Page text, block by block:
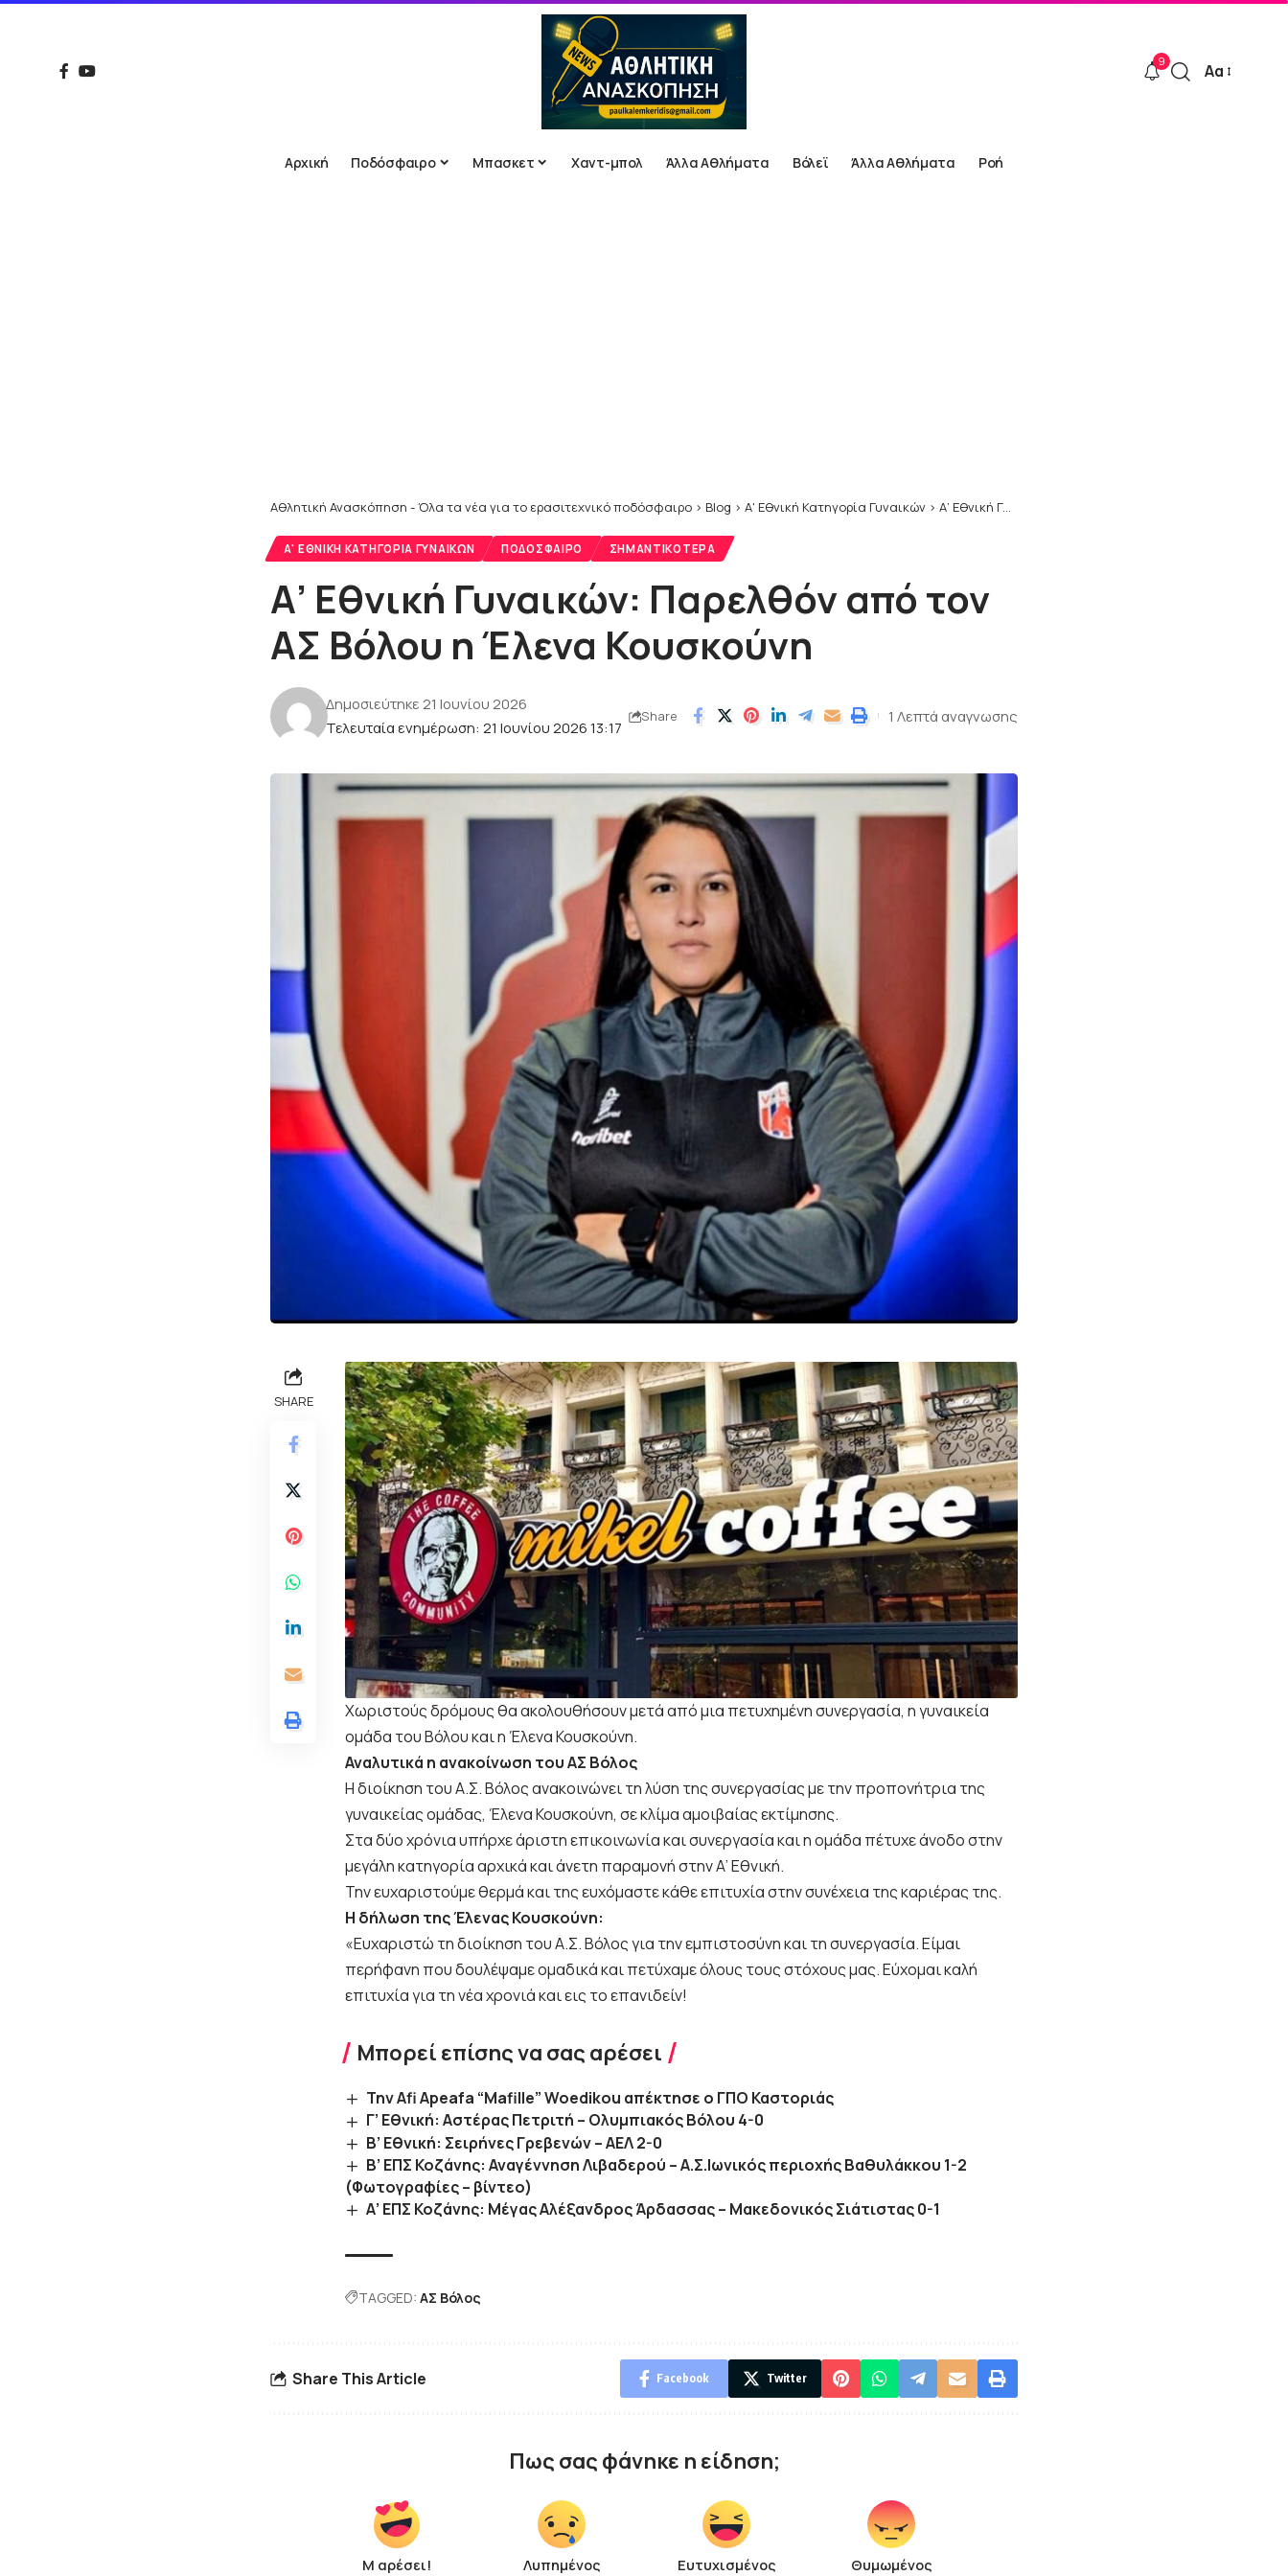
9
Font
Αα
Αρχική Ποδόσφαιρο Μπασκετ Χαντ-μπολ Άλλα Αθλήματα Βόλεϊ Άλλα Αθλήματα Ροή
Αθλητική Ανασκόπηση - Όλα τα νέα για το ερασιτεχνικό ποδόσφαιρο > Blog > Α' Εθνική Κατηγορία Γυναικών > Α’ Εθνική Γυναικών: Παρελθόν από τον ΑΣ Βόλου η Έλενα Κουσκούνη
Α' ΕΘΝΙΚΉ ΚΑΤΗΓΟΡΊΑ ΓΥΝΑΙΚΏΝ ΠΟΔΌΣΦΑΙΡΟ ΣΗΜΑΝΤΙΚΌΤΕΡΑ
Α’ Εθνική Γυναικών: Παρελθόν από τον
ΑΣ Βόλου η Έλενα Κουσκούνη
Τελευταία ενημέρωση: 21 Ιουνίου 2026 13:17
Δημοσιεύτηκε 21 Ιουνίου 2026
Share 1 Λεπτά αναγνωσης
SHARE
Χωριστούς δρόμους θα ακολουθήσουν μετά από μια πετυχημένη συνεργασία, η γυναικεία
ομάδα του Βόλου και η Έλενα Κουσκούνη.
Αναλυτικά η ανακοίνωση του ΑΣ Βόλος
Η διοίκηση του Α.Σ. Βόλος ανακοινώνει τη λύση της συνεργασίας με την προπονήτρια της
γυναικείας ομάδας, Έλενα Κουσκούνη, σε κλίμα αμοιβαίας εκτίμησης.
Στα δύο χρόνια υπήρχε άριστη επικοινωνία και συνεργασία και η ομάδα πέτυχε άνοδο στην
μεγάλη κατηγορία αρχικά και άνετη παραμονή στην Α’ Εθνική.
Την ευχαριστούμε θερμά και της ευχόμαστε κάθε επιτυχία στην συνέχεια της καριέρας της.
Η δήλωση της Έλενας Κουσκούνη:
«Ευχαριστώ τη διοίκηση του Α.Σ. Βόλος για την εμπιστοσύνη και τη συνεργασία. Είμαι
περήφανη που δουλέψαμε ομαδικά και πετύχαμε όλους τους στόχους μας. Εύχομαι καλή
επιτυχία για τη νέα χρονιά και εις το επανιδείν!
Μπορεί επίσης να σας αρέσει
Την Afi Apeafa “Mafille” Woedikou απέκτησε ο ΓΠΟ Καστοριάς
Γ’ Εθνική: Αστέρας Πετριτή – Ολυμπιακός Βόλου 4-0
B’ Εθνική: Σειρήνες Γρεβενών – ΑΕΛ 2-0
Β’ ΕΠΣ Κοζάνης: Αναγέννηση Λιβαδερού – Α.Σ.Ιωνικός περιοχής Βαθυλάκκου 1-2
(Φωτογραφίες – βίντεο)
Α’ ΕΠΣ Κοζάνης: Μέγας Αλέξανδρος Άρδασσας – Μακεδονικός Σιάτιστας 0-1
TAGGED: ΑΣ Βόλος
Share This Article Facebook Twitter
Πως σας φάνηκε η είδηση;
Μ αρέσει! Λυπημένος Ευτυχισμένος Θυμωμένος